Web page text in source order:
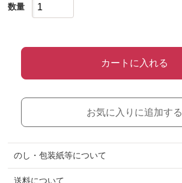
数量
カートに入れる
お気に入りに追加する
のし・包装紙等について
送料について